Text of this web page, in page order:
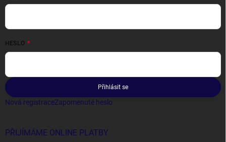
HESLO
Přihlásit se
Nová registraceZapomenuté heslo
PŘIJÍMÁME ONLINE PLATBY